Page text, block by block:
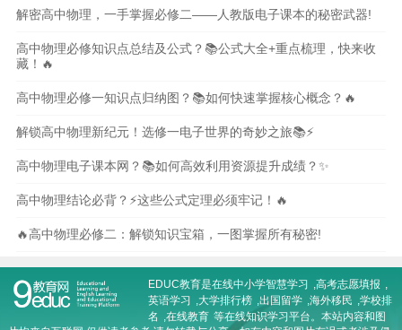
解密高中物理，一手掌握必修二——人教版电子课本的秘密武器!
高中物理必修知识点总结及公式？📚公式大全+重点梳理，快来收
藏！🔥
高中物理必修一知识点归纳图？📚如何快速掌握核心概念？🔥
解锁高中物理新纪元！选修一电子世界的奇妙之旅📚⚡
高中物理电子课本网？📚如何高效利用资源提升成绩？✨
高中物理结论必背？⚡️这些公式定理必须牢记！🔥
🔥高中物理必修二：解锁知识宝箱，一图掌握所有秘密!
EDUC教育是在线中小学智慧学习 ,高考志愿填报 ,
英语学习
,大学排行榜 ,出国留学 ,海外移民 ,学校排
名 ,在线教育 等在线知识学习平台。本站内容和图